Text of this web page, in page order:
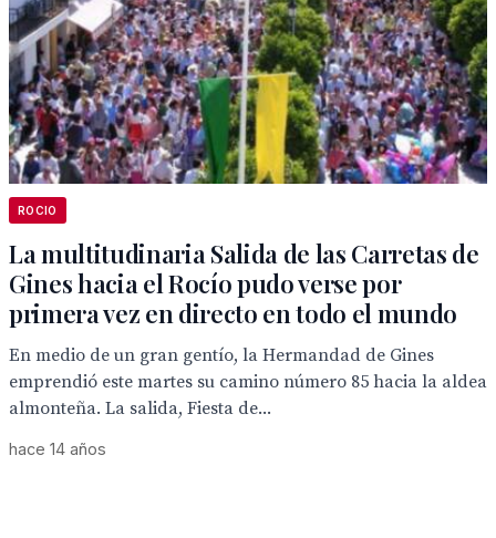
ROCIO
La multitudinaria Salida de las Carretas de
Gines hacia el Rocío pudo verse por
primera vez en directo en todo el mundo
En medio de un gran gentío, la Hermandad de Gines
emprendió este martes su camino número 85 hacia la aldea
almonteña. La salida, Fiesta de...
hace 14 años